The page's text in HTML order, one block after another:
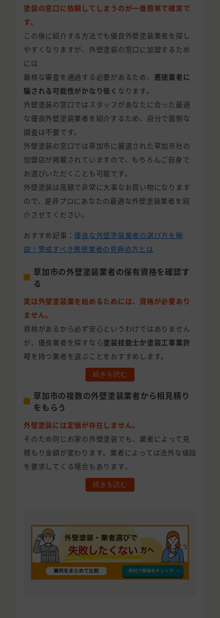
塗装の窓口に依頼してしまうのが一番簡単で確実で
す。
この後に紹介する方法でも優良外壁塗装業者を探し
やすくなりますが、外壁塗装の窓口に加盟するため
には
厳格な審査を通過する必要があるため、 悪徳業者に
騙される可能性がかなり低く なります。
外壁塗装の窓口ではスタッフがあなたに合った最適
な優良外壁塗装業者を紹介するため、自分で面倒な
調査は不要です。
外壁塗装の窓口では草加市に厳選された草加市社の
加盟店が掲載されていますので、もちろんご自身で
お選びいただくことも可能です。
外壁塗装は高額で非常に大事なお買い物になります
ので、是非プロにあなたの最適な外壁塗装業者を紹
介させてください。
おすすめ記事：優良な外壁塗装業者の選び方を解
説！警戒すべき悪徳業者の見極め方とは
草加市の外壁塗装業者の保有資格を確認す
る
実は外壁塗装業を始めるためには、資格が必要あり
ません。
資格があるから必ず安心というわけではありません
が、優良業者を探すなら塗装技能士か塗装工事業許
可 を持つ業者を選ぶことをおすすめします。
続きを読む
草加市の複数の外壁塗装業者から相見積り
をもらう
外壁塗装には定価が存在しません。
そのため同じお家の外壁塗装でも、業者によって見
積もり金額が変わります。業者によっては法外な値段
を要求してくる場合もあります。
続きを読む